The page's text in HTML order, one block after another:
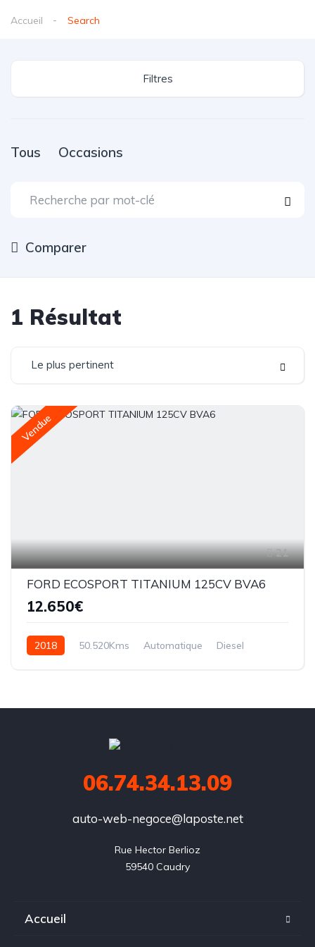
Accueil Search
Filtres
Tous Occasions
Comparer
1 Résultat
Le plus pertinent
Vendue
21
FORD ECOSPORT TITANIUM 125CV BVA6
12.650€
2018 50.520Kms Automatique
Diesel
06.74.34.13.09
auto-web-negoce@laposte.net
Rue Hector Berlioz
59540 Caudry
Accueil